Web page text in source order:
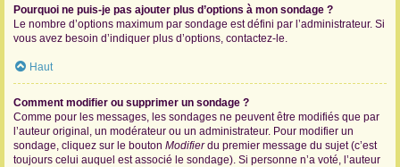
Pourquoi ne puis-je pas ajouter plus d’options à mon sondage ?
Le nombre d’options maximum par sondage est défini par l’administrateur. Si
vous avez besoin d’indiquer plus d’options, contactez-le.
Haut
Comment modifier ou supprimer un sondage ?
Comme pour les messages, les sondages ne peuvent être modifiés que par
l’auteur original, un modérateur ou un administrateur. Pour modifier un
sondage, cliquez sur le bouton Modifierdu premier message du sujet (c’est
toujours celui auquel est associé le sondage). Si personne n’a voté, l’auteur